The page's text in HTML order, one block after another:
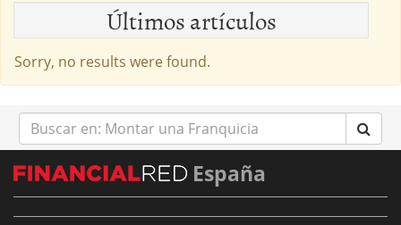
Últimos artículos
Sorry, no results were found.
Buscar
en:
España